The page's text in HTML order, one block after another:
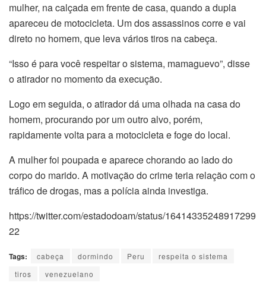
mulher, na calçada em frente de casa, quando a dupla
apareceu de motocicleta. Um dos assassinos corre e vai
direto no homem, que leva vários tiros na cabeça.
“Isso é para você respeitar o sistema, mamaguevo”, disse
o atirador no momento da execução.
Logo em seguida, o atirador dá uma olhada na casa do
homem, procurando por um outro alvo, porém,
rapidamente volta para a motocicleta e foge do local.
A mulher foi poupada e aparece chorando ao lado do
corpo do marido. A motivação do crime teria relação com o
tráfico de drogas, mas a polícia ainda investiga.
https://twitter.com/estadodoam/status/16414335248917299
22
Tags: cabeça dormindo Peru
respeita o sistema
tiros
venezuelano